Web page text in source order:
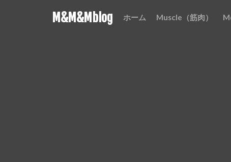
M&M&Mblog ホーム Muscle（筋肉）